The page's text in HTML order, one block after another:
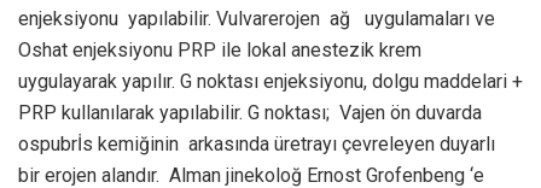
enjeksiyonu yapılabilir. Vulvarerojen ağ uygulamaları ve
Oshat enjeksiyonu PRP ile lokal anestezik krem
uygulayarak yapılır. G noktası enjeksiyonu, dolgu maddelari +
PRP kullanılarak yapılabilir. G noktası; Vajen ön duvarda
ospubrİs kemiğinin arkasında üretrayı çevreleyen duyarlı
bir erojen alandır. Alman jinekoloğ Ernost Grofenbeng ‘e